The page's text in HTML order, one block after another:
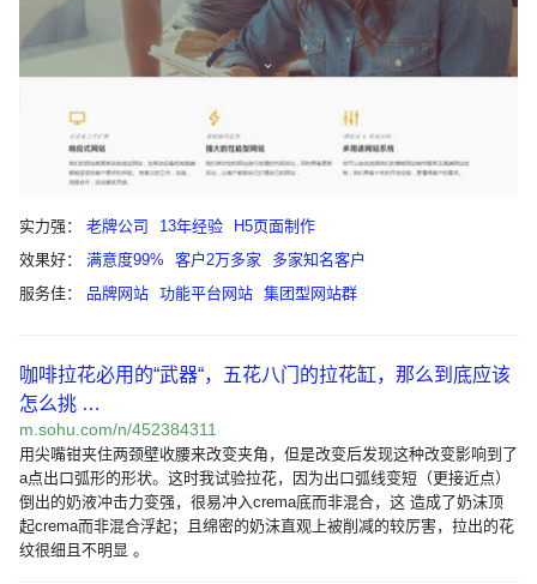
实力强： 老牌公司 13年经验
H5页面制作
效果好：
满意度99% 客户2万多家
多家知名客户
服务佳：
品牌网站 功能平台网站 集团型网站群
咖啡拉花必用的“武器“，五花八门的拉花缸，那么到底应该
怎么挑 …
m.sohu.com/n/452384311
用尖嘴钳夹住两颈壁收腰来改变夹角，但是改变后发现这种改变影响到了
a点出口弧形的形状。这时我试验拉花，因为出口弧线变短（更接近点）
倒出的奶液冲击力变强，很易冲入crema底而非混合，这 造成了奶沫顶
起crema而非混合浮起；且绵密的奶沫直观上被削减的较厉害，拉出的花
纹很细且不明显 。